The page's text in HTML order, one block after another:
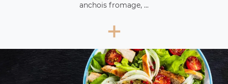
anchois fromage, ...
+